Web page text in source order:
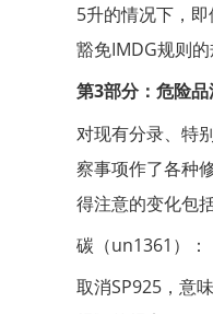
5升的情况下，
豁免IMDG规则的
第3部分：危险
对现有分录、特
察事项作了各种
得注意的变化包
碳（un1361）：
取消SP925，意